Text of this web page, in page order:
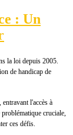
: Un
la loi depuis 2005.
de handicap de
, entravant l'accès à
cruciale,
ces défis.